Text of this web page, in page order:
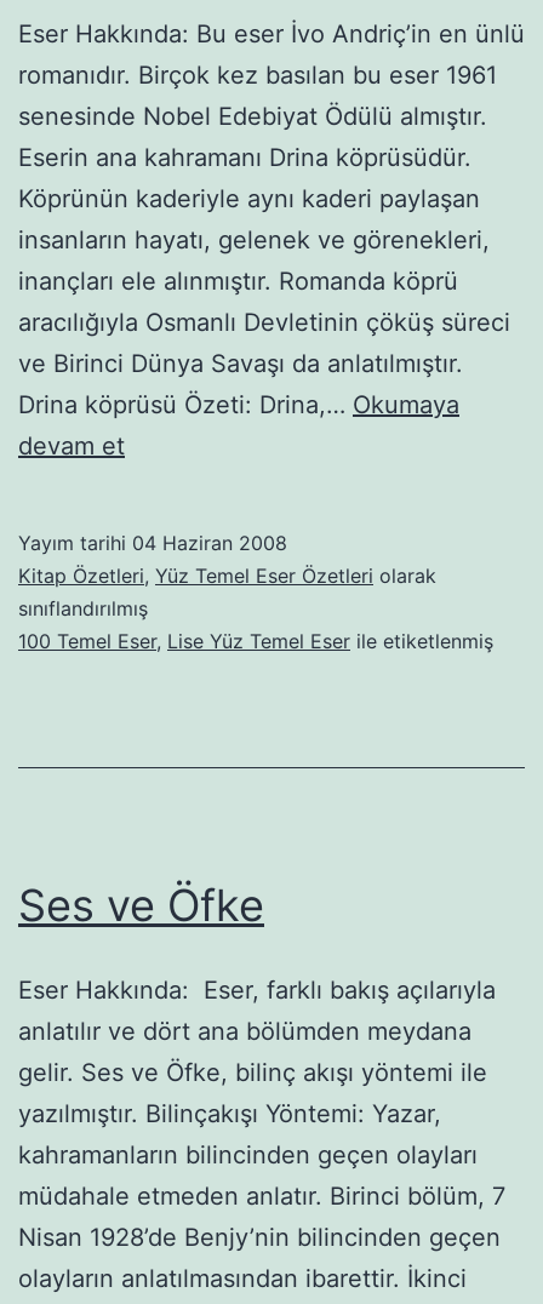
Eser Hakkında: Bu eser İvo Andriç’in en ünlü
romanıdır. Birçok kez basılan bu eser 1961
senesinde Nobel Edebiyat Ödülü almıştır.
Eserin ana kahramanı Drina köprüsüdür.
Köprünün kaderiy­le aynı kaderi paylaşan
insanların hayatı, gelenek ve görenek­leri,
inançları ele alınmıştır. Romanda köprü
aracılığıyla Os­manlı Devletinin çöküş süreci
ve Birinci Dünya Sa­vaşı da anlatılmıştır.
Drina köprüsü Özeti: Drina,… Okumaya
devam etDrina
Yayım tarihi 04 Haziran 2008
Kitap Özetleri, Yüz Temel Eser Özetleri olarak
sınıflandırılmış
100 Temel Eser, Lise Yüz Temel Eser ile etiketlenmiş
Ses ve Öfke
Eser Hakkında: Eser, farklı bakış açılarıyla
anlatılır ve dört ana bölüm­den meydana
gelir. Ses ve Öfke, bilinç akışı yöntemi ile
yazılmıştır. Bilinçakışı Yöntemi: Yazar,
kahramanların bilin­cinden geçen olayları
müdahale etmeden anlatır. Birinci bölüm, 7
Nisan 1928’de Benjy’nin bilincinden geçen
olayla­rın anlatılmasından ibarettir. İkinci